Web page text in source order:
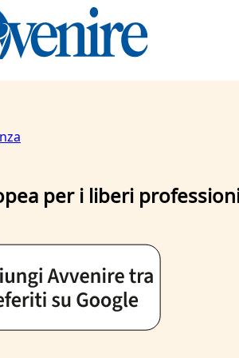
per i liberi